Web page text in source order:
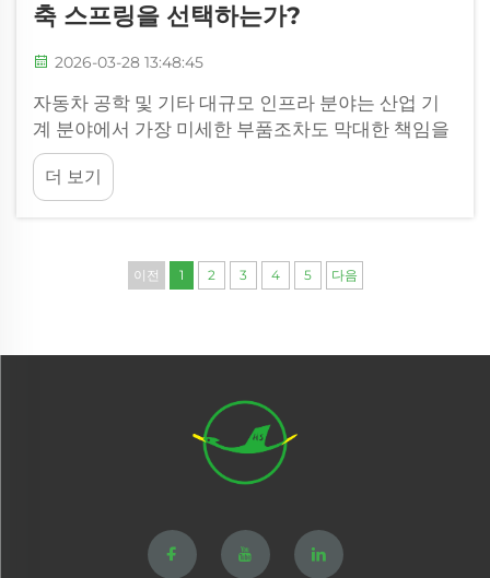
축 스프링을 선택하는가?
2026-03-28 13:48:45
자동차 공학 및 기타 대규모 인프라 분야는 산업 기
계 분야에서 가장 미세한 부품조차도 막대한 책임을
지게 되는 환경이다. 기계가 거대한 힘과 지속적인
하중을 견뎌야 하는 경우, ...
더 보기
이전 1 2 3 4 5 다음